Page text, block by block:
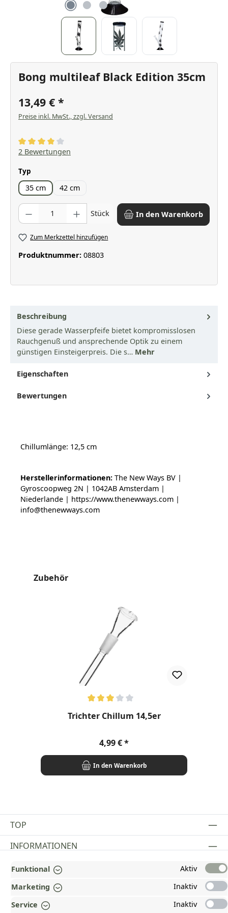
Bong multileaf Black Edition 35cm
13,49 €
Preise inkl. MwSt., zzgl. Versand
Durchschnittliche Bewertung von 4 von 5 Sternen
2 Bewertungen
Typ
35 cm 42 cm
Produkt Anzahl: Gib den gewünschten Wert ein oder benutze die
Stück In den Warenkorb
Zum Merkzettel hinzufügen
Produktnummer: 08803
Beschreibung
Diese gerade Wasserpfeife bietet kompromisslosen
Rauchgenuß und ansprechende Optik zu einem
günstigen Einsteigerpreis. Die s… Mehr
Eigenschaften
Bewertungen
Chillumlänge: 12,5 cm
Herstellerinformationen: The New Ways BV |
Gyroscoopweg 2N | 1042AB Amsterdam |
Niederlande | https://www.thenewways.com |
info@thenewways.com
Produktgalerie überspringen
Zubehör
Trichter Chillum 14,5er
Regulärer Preis:
4,99 €
In den Warenkorb
TOP
INFORMATIONEN
GESETZLICHE INFORMATIONEN
ZAHLUNGS- UND VERSANDARTEN
AUSGEZEICHNET UND ZERTIFIZIERT!
Funktional
Aktiv
Marketing
Inaktiv
Service
Inaktiv